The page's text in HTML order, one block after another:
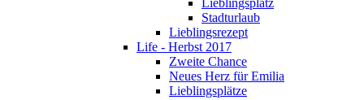
Lieblingsplatz
Stadturlaub
Lieblingsrezept
Life - Herbst 2017
Zweite Chance
Neues Herz für Emilia
Lieblingsplätze